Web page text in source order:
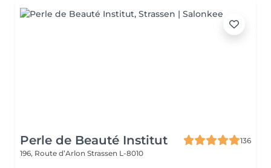
Perle de Beauté Institut
136
196, Route d’Arlon Strassen L-8010